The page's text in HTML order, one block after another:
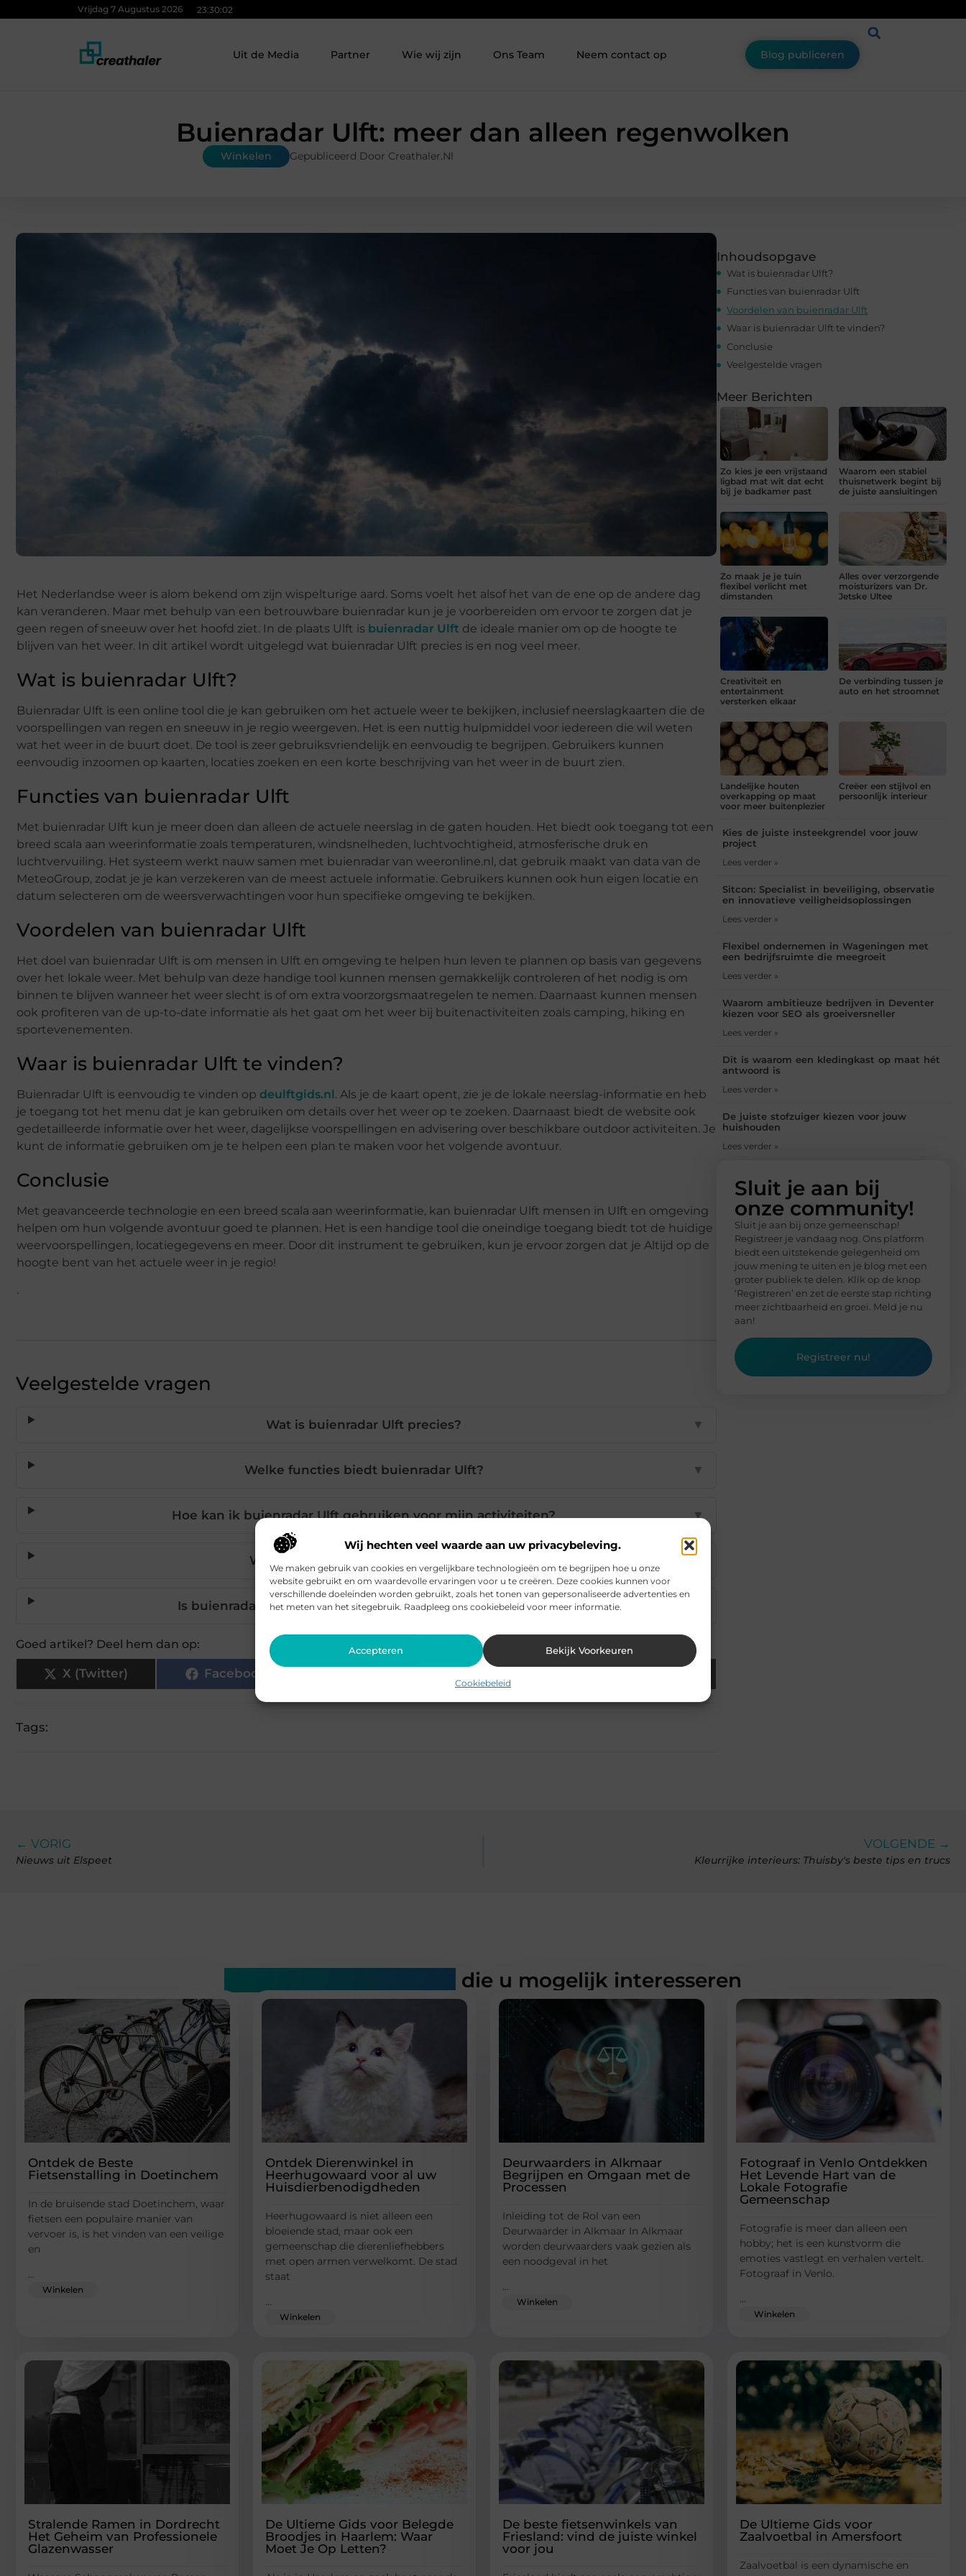
Wij hechten veel waarde aan uw privacybeleving.
We maken gebruik van cookies en vergelijkbare technologieën om te begrijpen hoe u onze
website gebruikt en om waardevolle ervaringen voor u te creëren. Deze cookies kunnen voor
verschillende doeleinden worden gebruikt, zoals het tonen van gepersonaliseerde advertenties en
het meten van het sitegebruik. Raadpleeg ons cookiebeleid voor meer informatie.
Accepteren Bekijk Voorkeuren
Cookiebeleid
Vrijdag 7 Augustus 2026 23:30:03
Uit de Media Partner Wie wij zijn Ons Team Neem contact op Blog publiceren
Buienradar Ulft: meer dan alleen regenwolken
Winkelen Gepubliceerd Door Creathaler.nl
Het Nederlandse weer is alom bekend om zijn wispelturige aard. Soms voelt het alsof het van de ene op de andere dag
kan veranderen. Maar met behulp van een betrouwbare buienradar kun je je voorbereiden om ervoor te zorgen dat je
geen regen of sneeuw over het hoofd ziet. In de plaats Ulft is buienradar Ulft de ideale manier om op de hoogte te
blijven van het weer. In dit artikel wordt uitgelegd wat buienradar Ulft precies is en nog veel meer.
Wat is buienradar Ulft?
Buienradar Ulft is een online tool die je kan gebruiken om het actuele weer te bekijken, inclusief neerslagkaarten die de
voorspellingen van regen en sneeuw in je regio weergeven. Het is een nuttig hulpmiddel voor iedereen die wil weten
wat het weer in de buurt doet. De tool is zeer gebruiksvriendelijk en eenvoudig te begrijpen. Gebruikers kunnen
eenvoudig inzoomen op kaarten, locaties zoeken en een korte beschrijving van het weer in de buurt zien.
Functies van buienradar Ulft
Met buienradar Ulft kun je meer doen dan alleen de actuele neerslag in de gaten houden. Het biedt ook toegang tot een
breed scala aan weerinformatie zoals temperaturen, windsnelheden, luchtvochtigheid, atmosferische druk en
luchtvervuiling. Het systeem werkt nauw samen met buienradar van weeronline.nl, dat gebruik maakt van data van de
MeteoGroup, zodat je je kan verzekeren van de meest actuele informatie. Gebruikers kunnen ook hun eigen locatie en
datum selecteren om de weersverwachtingen voor hun specifieke omgeving te bekijken.
Voordelen van buienradar Ulft
Het doel van buienradar Ulft is om mensen in Ulft en omgeving te helpen hun leven te plannen op basis van gegevens
over het lokale weer. Met behulp van deze handige tool kunnen mensen gemakkelijk controleren of het nodig is om
binnen te blijven wanneer het weer slecht is of om extra voorzorgsmaatregelen te nemen. Daarnaast kunnen mensen
ook profiteren van de up-to-date informatie als het gaat om het weer bij buitenactiviteiten zoals camping, hiking en
sportevenementen.
Waar is buienradar Ulft te vinden?
Buienradar Ulft is eenvoudig te vinden op deulftgids.nl. Als je de kaart opent, zie je de lokale neerslag-informatie en heb
je toegang tot het menu dat je kan gebruiken om details over het weer op te zoeken. Daarnaast biedt de website ook
gedetailleerde informatie over het weer, dagelijkse voorspellingen en advisering over beschikbare outdoor activiteiten. Je
kunt de informatie gebruiken om je te helpen een plan te maken voor het volgende avontuur.
Conclusie
Met geavanceerde technologie en een breed scala aan weerinformatie, kan buienradar Ulft mensen in Ulft en omgeving
helpen om hun volgende avontuur goed te plannen. Het is een handige tool die oneindige toegang biedt tot de huidige
weervoorspellingen, locatiegegevens en meer. Door dit instrument te gebruiken, kun je ervoor zorgen dat je Altijd op de
hoogte bent van het actuele weer in je regio!
.
Veelgestelde vragen
Wat is buienradar Ulft precies? ▼
Welke functies biedt buienradar Ulft? ▼
Hoe kan ik buienradar Ulft gebruiken voor mijn activiteiten? ▼
Waar vind ik buienradar Ulft online? ▼
Is buienradar Ulft betrouwbaar voor weersverwachtingen?
Goed artikel? Deel hem dan op:
X (Twitter) Facebook
Tags:
Inhoudsopgave
Wat is buienradar Ulft?
Functies van buienradar Ulft
Voordelen van buienradar Ulft
Waar is buienradar Ulft te vinden?
Conclusie
Veelgestelde vragen
Meer Berichten
Zo kies je een vrijstaand
ligbad mat wit dat echt
bij je badkamer past
Waarom een stabiel
thuisnetwerk begint bij
de juiste aansluitingen
Zo maak je je tuin
flexibel verlicht met
dimstanden
Alles over verzorgende
moisturizers van Dr.
Jetske Ultee
Creativiteit en
entertainment
versterken elkaar
De verbinding tussen je
auto en het stroomnet
Landelijke houten
overkapping op maat
voor meer buitenplezier
Creëer een stijlvol en
persoonlijk interieur
Kies de juiste insteekgrendel voor jouw
project
Lees verder »
Sitcon: Specialist in beveiliging, observatie
en innovatieve veiligheidsoplossingen
Lees verder »
Flexibel ondernemen in Wageningen met
een bedrijfsruimte die meegroeit
Lees verder »
Waarom ambitieuze bedrijven in Deventer
kiezen voor SEO als groeiversneller
Lees verder »
Dit is waarom een kledingkast op maat hét
antwoord is
Lees verder »
De juiste stofzuiger kiezen voor jouw
huishouden
Lees verder »
Sluit je aan bij
onze community!
Sluit je aan bij onze gemeenschap!
Registreer je vandaag nog. Ons platform
biedt een uitstekende gelegenheid om
jouw mening te uiten en je blog met een
groter publiek te delen. Klik op de knop
‘Registreren’ en zet de eerste stap richting
meer zichtbaarheid en groei. Meld je nu
aan!
Registreer nu!
← VORIG
Nieuws uit Elspeet
VOLGENDE →
Kleurrijke interieurs: Thuisby's beste tips en trucs
die u mogelijk interesseren
Ontdek de Beste
Fietsenstalling in Doetinchem
In de bruisende stad Doetinchem, waar
fietsen een populaire manier van
vervoer is, is het vinden van een veilige
en
...
Winkelen
Ontdek Dierenwinkel in
Heerhugowaard voor al uw
Huisdierbenodigdheden
Heerhugowaard is niet alleen een
bloeiende stad, maar ook een
gemeenschap die dierenliefhebbers
met open armen verwelkomt. De stad
staat
...
Winkelen
Deurwaarders in Alkmaar
Begrijpen en Omgaan met de
Processen
Inleiding tot de Rol van een
Deurwaarder in Alkmaar In Alkmaar
worden deurwaarders vaak gezien als
een noodgeval in het
...
Winkelen
Fotograaf in Venlo Ontdekken
Het Levende Hart van de
Lokale Fotografie
Gemeenschap
Fotografie is meer dan alleen een
hobby; het is een kunstvorm die
emoties vastlegt en verhalen vertelt.
Fotograaf in Venlo.
...
Winkelen
Stralende Ramen in Dordrecht
Het Geheim van Professionele
Glazenwasser
De Ultieme Gids voor Belegde
Broodjes in Haarlem: Waar
Moet Je Op Letten?
De beste fietsenwinkels van
Friesland: vind de juiste winkel
voor jou
De Ultieme Gids voor
Zaalvoetbal in Amersfoort
Zaalvoetbal is een dynamische en